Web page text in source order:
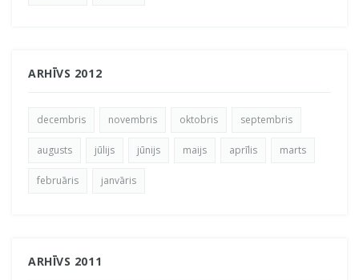
ARHĪVS 2012
decembris novembris oktobris septembris
augusts jūlijs jūnijs maijs aprīlis marts
februāris janvāris
ARHĪVS 2011